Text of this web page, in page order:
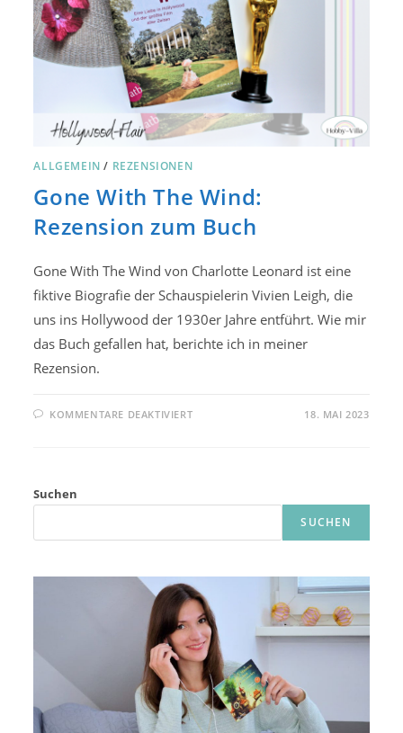
ALLGEMEIN / REZENSIONEN
Gone With The Wind:
Rezension zum Buch
Gone With The Wind von Charlotte Leonard ist eine
fiktive Biografie der Schauspielerin Vivien Leigh, die
uns ins Hollywood der 1930er Jahre entführt. Wie mir
das Buch gefallen hat, berichte ich in meiner
Rezension.
KOMMENTARE DEAKTIVIERTFÜR 18. MAI 2023
Suchen
SUCHEN